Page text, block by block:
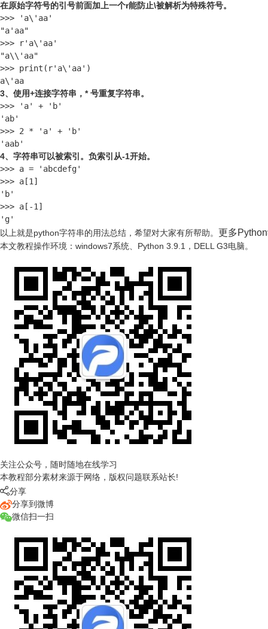
在原始字符号的引号前面加上一个r能防止\被解析为特殊符号。
>>> 'a\'aa'
"a'aa"
>>> r'a\'aa'
"a\\'aa"
>>> print(r'a\'aa')
a\'aa
3、使用+连接字符串，* 号重复字符串。
>>> 'a' + 'b'
'ab'
>>> 2 * 'a' + 'b'
'aab'
4、字符串可以被索引。负索引从-1开始。
>>> a = 'abcdefg'
>>> a[1]
'b'
>>> a[-1]
'g'
以上就是python字符串的用法总结，希望对大家有所帮助。 更多
本文教程操作环境：windows7系统、Python 3.9.1，DELL G3电脑。
关注公众号，随时随地在线学习
本教程部分素材来源于网络，版权问题联系站长!
分享
分享到微博
微信扫一扫